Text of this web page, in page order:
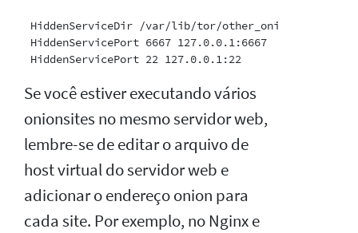
HiddenServiceDir /var/lib/tor/other_onion_service/
HiddenServicePort 6667 127.0.0.1:6667
Se você estiver executando vários
onionsites no mesmo servidor web,
lembre-se de editar o arquivo de
host virtual do servidor web e
adicionar o endereço onion para
cada site. Por exemplo, no Nginx e